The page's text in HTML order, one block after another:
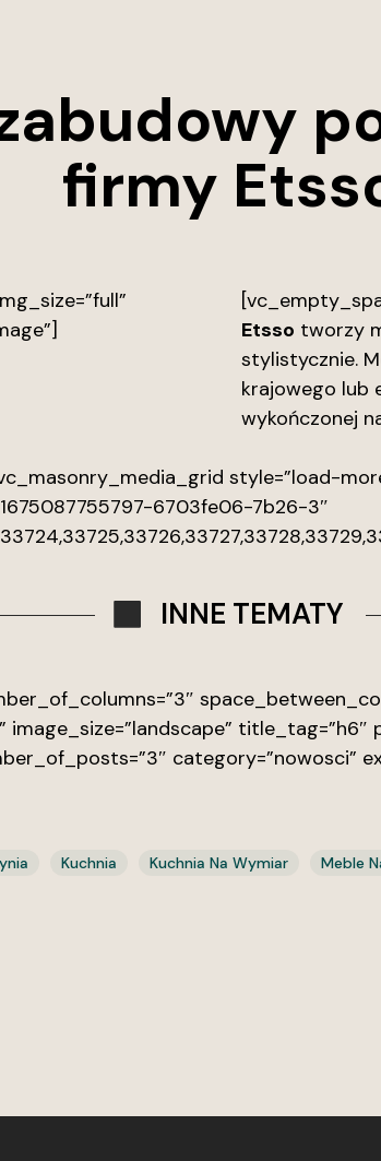
firmy
Etsso tworzy
stylistycznie.
krajowego lub
wykończonej
style=”load-
6703fe06-7b26-3″
INNE TEMATY
image_size=”landscape”
category=”nowosci”
Kuchnia Kuchnia Na Wymiar Meble